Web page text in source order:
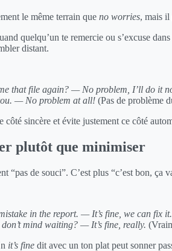
le même terrain que no worries, mais il
quelqu’un te remercie ou s’excuse
distant.
that file again? — No problem, I’ll do it
— No problem at all! (Pas de problème
côté sincère et évite justement ce côté
plutôt que minimiser
“pas de souci”. C’est plus “c’est bon,
in the report. — It’s fine, we can fix it.
mind waiting? — It’s fine, really.
it’s fine dit avec un ton plat peut sonner